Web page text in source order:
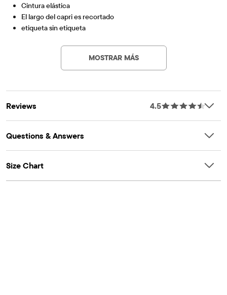
Cintura elástica
El largo del capri es recortado
etiqueta sin etiqueta
MOSTRAR MÁS
Reviews 4.5
Questions & Answers
Size Chart